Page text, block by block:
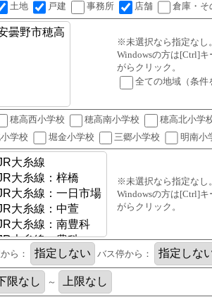
土地 戸建 事務所 店舗 倉庫・そ
※未選択なら指定なし
Windowsの方は[Ctrl]
がらクリック。
全ての地域（条件
穂高西小学校 穂高南小学校 穂高北小学
学校
堀金小学校 三郷小学校 明南小
※未選択なら指定なし
Windowsの方は[Ctrl]
がらクリック。
ら： バス停から：
～